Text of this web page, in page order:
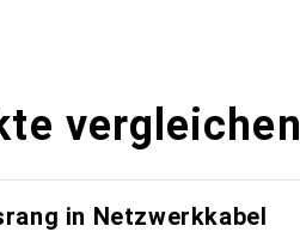
vergleichen
in Netzwerkkabel